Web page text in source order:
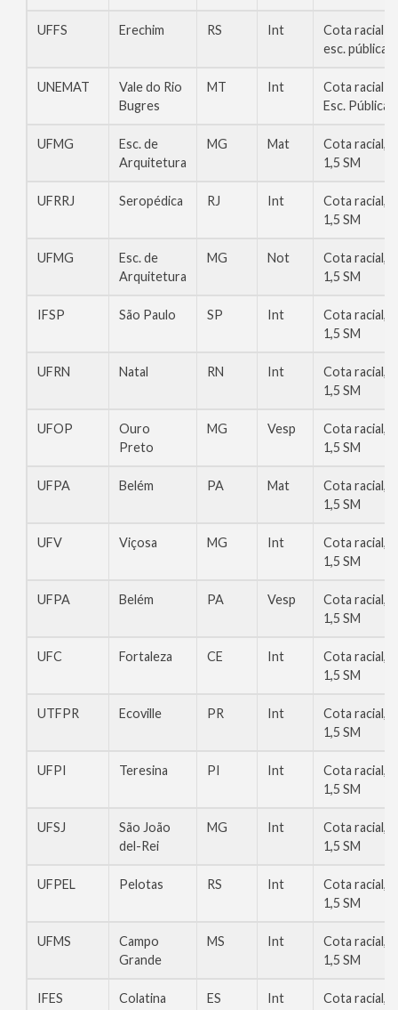
UFFS Erechim RS Int
Cota racial
esc. pública
UNEMAT
Vale do Rio
Bugres
MT Int
Cota racial
Esc. Pública
UFMG
Esc. de
Arquitetura
MG Mat
Cota racial,
1,5 SM
UFRRJ Seropédica RJ Int
Cota racial,
1,5 SM
UFMG
Esc. de
Arquitetura
MG Not
Cota racial,
1,5 SM
IFSP São Paulo SP Int
Cota racial,
1,5 SM
UFRN Natal RN Int
Cota racial,
1,5 SM
UFOP
Ouro
Preto
MG Vesp
Cota racial,
1,5 SM
UFPA Belém PA Mat
Cota racial,
1,5 SM
UFV Viçosa MG Int
Cota racial,
1,5 SM
UFPA Belém PA Vesp
Cota racial,
1,5 SM
UFC Fortaleza CE Int
Cota racial,
1,5 SM
UTFPR Ecoville PR Int
Cota racial,
1,5 SM
UFPI Teresina PI Int
Cota racial,
1,5 SM
UFSJ
São João
del-Rei
MG Int
Cota racial,
1,5 SM
UFPEL Pelotas RS Int
Cota racial,
1,5 SM
UFMS
Campo
Grande
MS Int
Cota racial,
1,5 SM
IFES Colatina ES Int
Cota racial,